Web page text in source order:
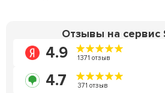
Отзывы на сервис
4.9 1371 отзыв
4.7 371 отзыв